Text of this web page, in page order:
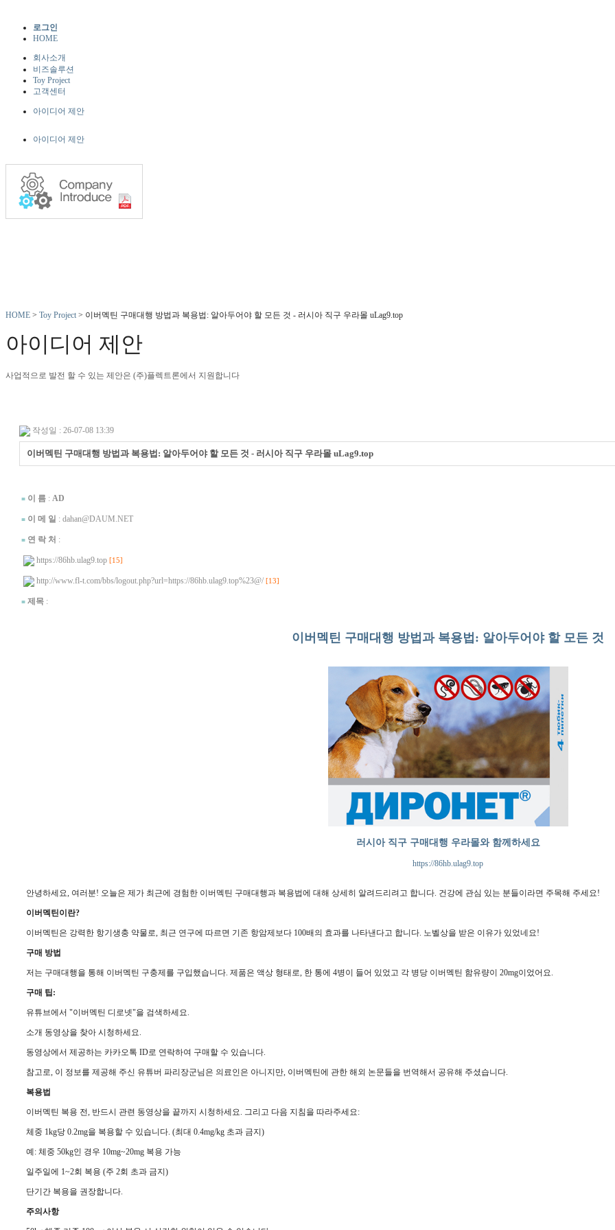
로그인
HOME
회사소개
비즈솔루션
Toy Project
고객센터
아이디어 제안
아이디어 제안
HOME > Toy Project > 이버멕틴 구매대행 방법과 복용법: 알아두어야 할 모든 것 - 러시아 직구 우라몰 uLag9.top
아이디어 제안
사업적으로 발전 할 수 있는 제안은 (주)플렉트론에서 지원합니다
작성일 : 26-07-08 13:39
이버멕틴 구매대행 방법과 복용법: 알아두어야 할 모든 것 - 러시아 직구 우라몰 uLag9.top
■ 이 름 : AD
■ 이 메 일 : dahan@DAUM.NET
■ 연 락 처 :
https://86hb.ulag9.top [15]
http://www.fl-t.com/bbs/logout.php?url=https://86hb.ulag9.top%23@/ [13]
■ 제목 :
이버멕틴 구매대행 방법과 복용법: 알아두어야 할 모든 것
러시아 직구 구매대행 우라몰와 함께하세요
https://86hb.ulag9.top
안녕하세요, 여러분! 오늘은 제가 최근에 경험한 이버멕틴 구매대행과 복용법에 대해 상세히 알려드리려고 합니다. 건강에 관심 있는 분들이라면 주목해 주세요!
이버멕틴이란?
이버멕틴은 강력한 항기생충 약물로, 최근 연구에 따르면 기존 항암제보다 100배의 효과를 나타낸다고 합니다. 노벨상을 받은 이유가 있었네요!
구매 방법
저는 구매대행을 통해 이버멕틴 구충제를 구입했습니다. 제품은 액상 형태로, 한 통에 4병이 들어 있었고 각 병당 이버멕틴 함유량이 20mg이었어요.
구매 팁:
유튜브에서 "이버멕틴 디로넷"을 검색하세요.
소개 동영상을 찾아 시청하세요.
동영상에서 제공하는 카카오톡 ID로 연락하여 구매할 수 있습니다.
참고로, 이 정보를 제공해 주신 유튜버 파리장군님은 의료인은 아니지만, 이버멕틴에 관한 해외 논문들을 번역해서 공유해 주셨습니다.
복용법
이버멕틴 복용 전, 반드시 관련 동영상을 끝까지 시청하세요. 그리고 다음 지침을 따라주세요:
체중 1kg당 0.2mg을 복용할 수 있습니다. (최대 0.4mg/kg 초과 금지)
예: 체중 50kg인 경우 10mg~20mg 복용 가능
일주일에 1~2회 복용 (주 2회 초과 금지)
단기간 복용을 권장합니다.
주의사항